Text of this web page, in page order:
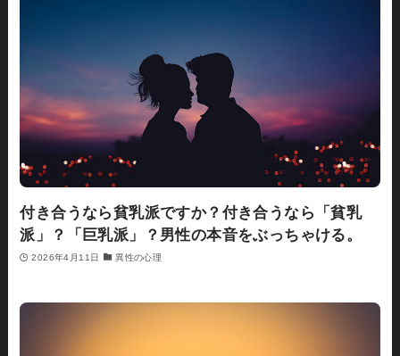
付き合うなら貧乳派ですか？付き合うなら「貧乳
派」？「巨乳派」？男性の本音をぶっちゃける。
2026年4月11日 異性の心理